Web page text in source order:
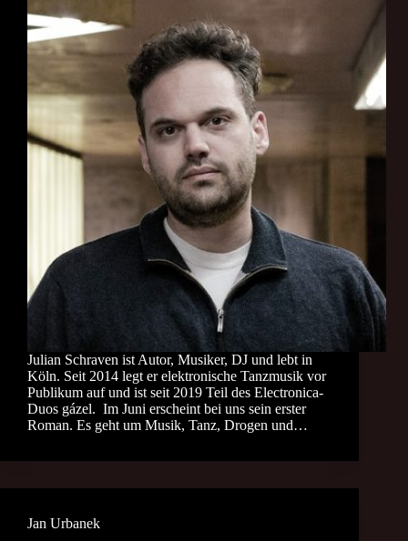
Julian Schraven ist Autor, Musiker, DJ und lebt in
Köln. Seit 2014 legt er elektronische Tanzmusik vor
Publikum auf und ist seit 2019 Teil des Electronica-
Duos gázel. Im Juni erscheint bei uns sein erster
Roman. Es geht um Musik, Tanz, Drogen und…
Jan Urbanek